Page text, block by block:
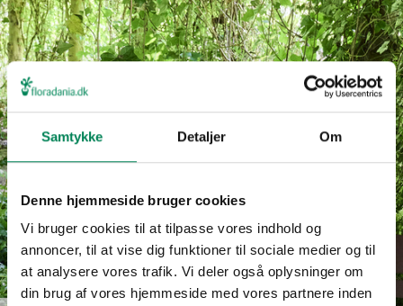
Samtykke Detaljer Om
Denne hjemmeside bruger cookies
Vi bruger cookies til at tilpasse vores indhold og
annoncer, til at vise dig funktioner til sociale medier og til
at analysere vores trafik. Vi deler også oplysninger om
din brug af vores hjemmeside med vores partnere inden